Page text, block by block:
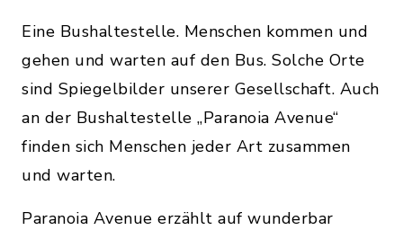
Eine Bushaltestelle. Menschen kommen und
gehen und warten auf den Bus. Solche Orte
sind Spiegelbilder unserer Gesellschaft. Auch
an der Bushaltestelle „Paranoia Avenue“
finden sich Menschen jeder Art zusammen
und warten.
Paranoia Avenue erzählt auf wunderbar